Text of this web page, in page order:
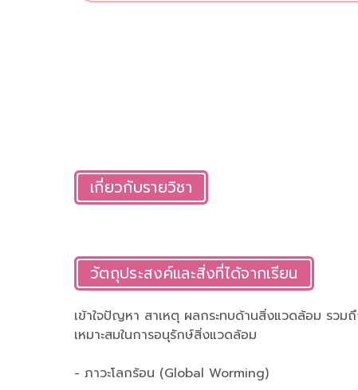
เกี่ยวกับรายวิชา
วัตถุประสงค์และสิ่งที่ได้จากเรียน
เข้าใจปัญหา สาเหตุ ผลกระทบด้านสิ่งแวดล้อม รวม
เหมาะสมในการอนุรักษ์สิ่งแวดล้อม
- ภาวะโลกร้อน (Global Worming)